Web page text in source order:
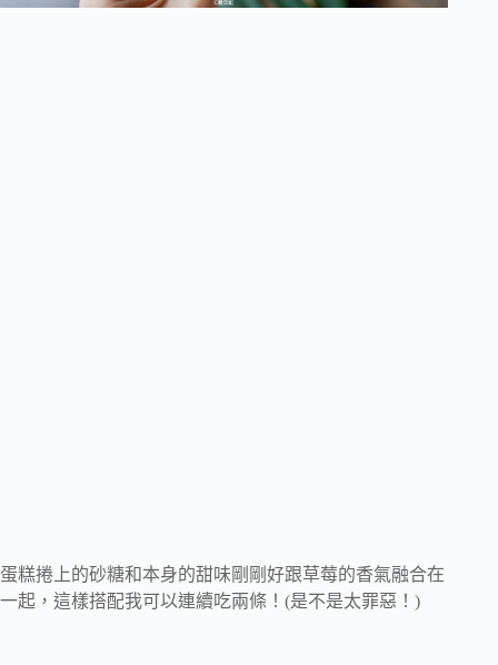
蛋糕捲上的砂糖和本身的甜味剛剛好跟草莓的香氣融合在
一起，這樣搭配我可以連續吃兩條！(是不是太罪惡！)